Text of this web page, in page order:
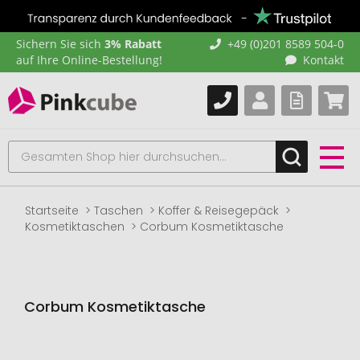
Sichern Sie sich 3% Rabatt
auf Ihre Online-Bestellung!
+49 (0)201 8589 504-0
Kontakt
Startseite Taschen
Koffer & Reisegepäck
Kosmetiktaschen
Corbum Kosmetiktasche
Corbum Kosmetiktasche